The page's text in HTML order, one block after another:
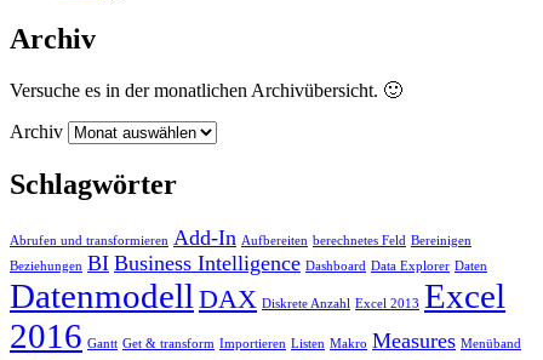
Archiv
Versuche es in der monatlichen Archivübersicht. 🙂
Archiv
Schlagwörter
Abrufen und transformieren Add-In Aufbereiten berechnetes Feld Bereinigen
Beziehungen BI Business Intelligence Dashboard Data Explorer Daten
Datenmodell DAX Diskrete Anzahl Excel 2013 Excel
2016 Gantt Get & transform Importieren Listen Makro Measures Menüband